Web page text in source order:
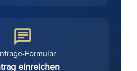
Formular
einreichen